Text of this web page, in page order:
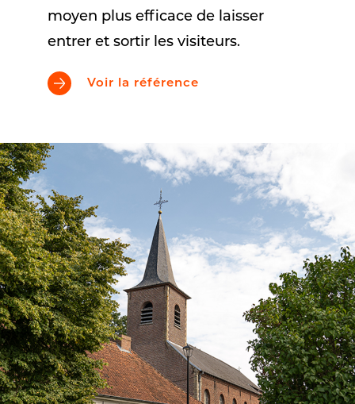
moyen plus efficace de laisser
entrer et sortir les visiteurs.
Voir la référence